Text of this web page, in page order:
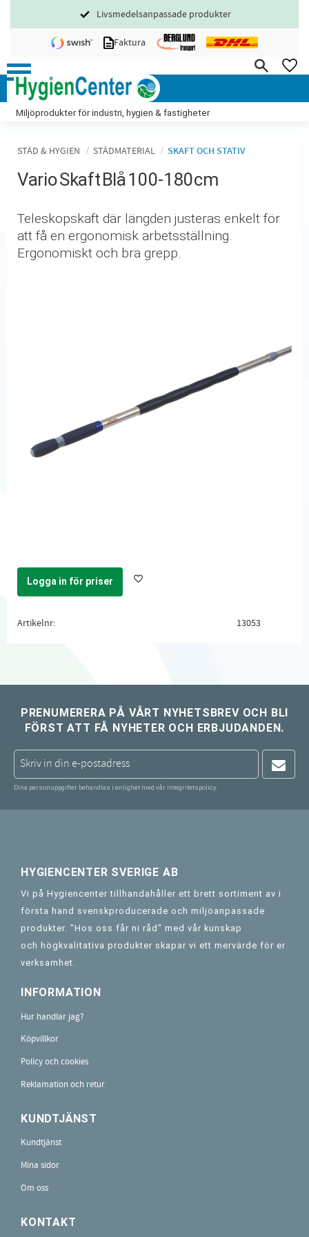
Meny
Livsmedelsanpassade produkter
Faktura
Miljöprodukter för industri, hygien & fastigheter
STÄD & HYGIEN STÄDMATERIAL SKAFT OCH STATIV
Vario Skaft Blå 100-180cm
Teleskopskaft där längden justeras enkelt för
att få en ergonomisk arbetsställning.
Ergonomiskt och bra grepp.
Logga in för priser Lägg till i favoriter
Artikelnr 13053
PRENUMERERA PÅ VÅRT NYHETSBREV OCH BLI
FÖRST ATT FÅ NYHETER OCH ERBJUDANDEN.
Dina personuppgifter behandlas i enlighet med vår integritetspolicy.
HYGIENCENTER SVERIGE AB
Vi på Hygiencenter tillhandahåller ett brett sortiment av i
första hand svenskproducerade och miljöanpassade
produkter. "Hos oss får ni råd" med vår kunskap
och högkvalitativa produkter skapar vi ett mervärde för er
verksamhet.
INFORMATION
Hur handlar jag?
Köpvillkor
Policy och cookies
Reklamation och retur
KUNDTJÄNST
Kundtjänst
Mina sidor
Om oss
KONTAKT